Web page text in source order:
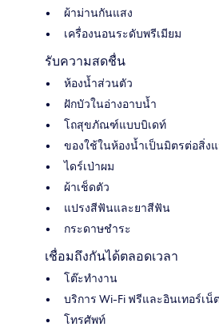
ผ้าม่านกันแสง
เครื่องนอนระดับพรีเมียม
รับความสดชื่น
ห้องน้ำส่วนตัว
ฝักบัวในอ่างอาบน้ำ
โถสุขภัณฑ์แบบบิเดท์
ของใช้ในห้องน้ำเป็นมิตรต่อสิ่ง
ไดร์เป่าผม
ผ้าเช็ดตัว
แปรงสีฟันและยาสีฟัน
กระดาษชำระ
เชื่อมถึงกันได้ตลอดเวลา
โต๊ะทำงาน
บริการ Wi-Fi ฟรีและอินเทอร์เ
โทรศัพท์